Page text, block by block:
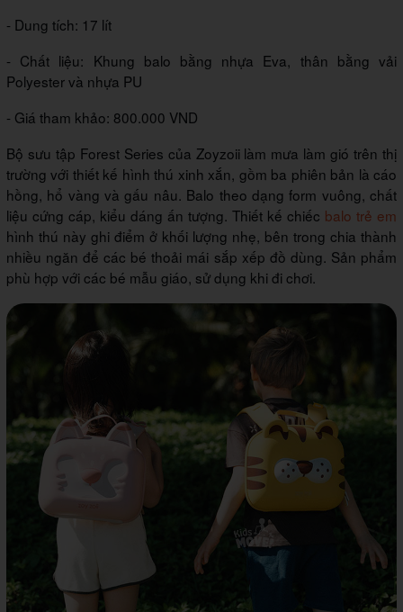
- Dung tích: 17 lít
- Chất liệu: Khung balo bằng nhựa Eva, thân bằng vải
Polyester và nhựa PU
- Giá tham khảo: 800.000 VND
Bộ sưu tập Forest Series của Zoyzoii làm mưa làm gió trên thị
trường với thiết kế hình thú xinh xắn, gồm ba phiên bản là cáo
hồng, hổ vàng và gấu nâu. Balo theo dạng form vuông, chất
liệu cứng cáp, kiểu dáng ấn tượng. Thiết kế chiếc balo trẻ em
hình thú này ghi điểm ở khối lượng nhẹ, bên trong chia thành
nhiều ngăn để các bé thoải mái sắp xếp đồ dùng. Sản phẩm
phù hợp với các bé mẫu giáo, sử dụng khi đi chơi.